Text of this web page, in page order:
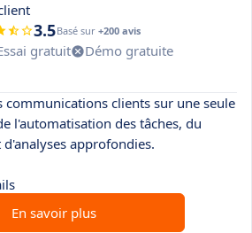
3.5Basé sur +200 avis
gratuit
Démo gratuite
communications clients sur une seule
l'automatisation des tâches, du
approfondies.
En savoir plus